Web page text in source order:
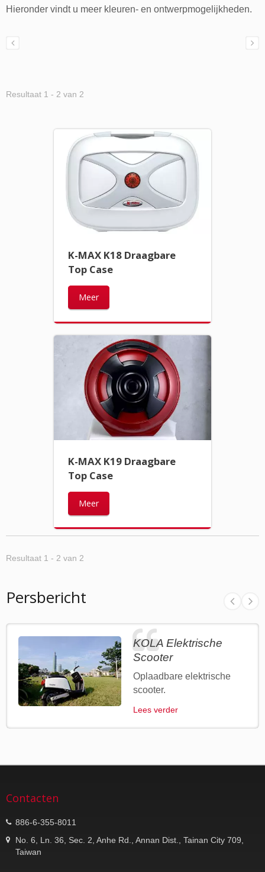
Hieronder vindt u meer kleuren- en ontwerpmogelijkheden.
Resultaat 1 - 2 van 2
K-MAX K18 Draagbare
Top Case
Meer
K-MAX K19 Draagbare
Top Case
Meer
Resultaat 1 - 2 van 2
Persbericht
KOLA Elektrische
Scooter
Oplaadbare elektrische
scooter.
Lees verder
Contacten
886-6-355-8011
No. 6, Ln. 36, Sec. 2, Anhe Rd., Annan Dist., Tainan City 709,
Taiwan